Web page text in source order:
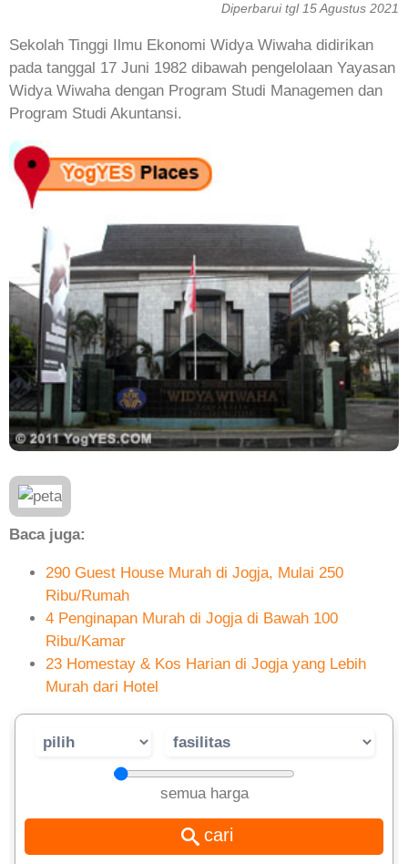
Diperbarui tgl 15 Agustus 2021
Sekolah Tinggi Ilmu Ekonomi Widya Wiwaha didirikan
pada tanggal 17 Juni 1982 dibawah pengelolaan Yayasan
Widya Wiwaha dengan Program Studi Managemen dan
Program Studi Akuntansi.
Baca juga:
290 Guest House Murah di Jogja, Mulai 250
Ribu/Rumah
4 Penginapan Murah di Jogja di Bawah 100
Ribu/Kamar
23 Homestay & Kos Harian di Jogja yang Lebih
Murah dari Hotel
semua harga